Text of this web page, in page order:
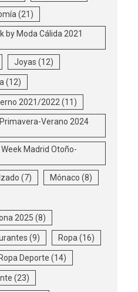
(21)
by Moda Cálida 2021
Joyas (12)
(12)
2021/2022(11)
Verano 2024
Madrid Otoño-
(7) Mónaco (8)
2025 (8)
(9) Ropa(16)
Ropa Deporte (14)
(23)